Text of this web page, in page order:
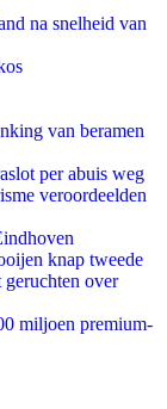
na snelheid van
van beramen
per abuis weg
veroordeelden
knap tweede
over
miljoen premium-